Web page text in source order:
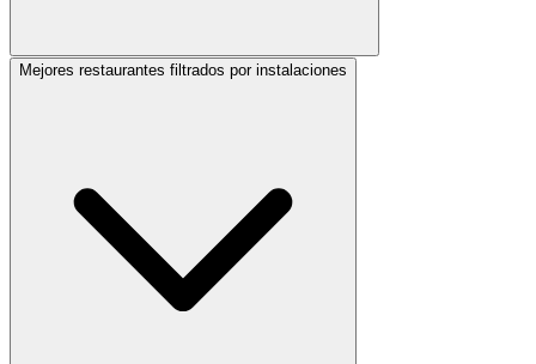
Mejores restaurantes filtrados por instalaciones